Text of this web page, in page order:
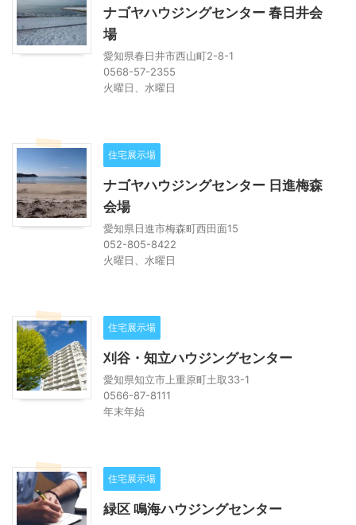
ナゴヤハウジングセンター 春日井会
場
愛知県春日井市西山町2-8-1
0568-57-2355
火曜日、水曜日
住宅展示場
ナゴヤハウジングセンター 日進梅森
会場
愛知県日進市梅森町西田面15
052-805-8422
火曜日、水曜日
住宅展示場
刈谷・知立ハウジングセンター
愛知県知立市上重原町土取33-1
0566-87-8111
年末年始
住宅展示場
緑区 鳴海ハウジングセンター